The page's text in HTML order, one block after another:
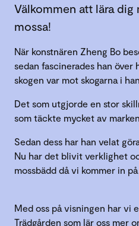
Välkommen att lära
mossa!
När konstnären Zheng Bo
sedan fascinerades han över
skogen var mot skogarna i
Det som utgjorde en stor
som täckte mycket av
Sedan dess har han velat
Nu har det blivit verklighet
mossbädd då vi kommer in
Med oss på visningen har vi
Trädgården som lär oss mer